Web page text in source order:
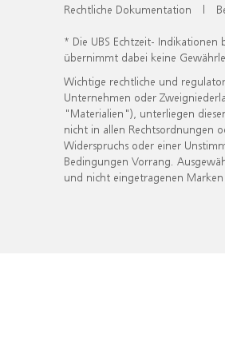
Rechtliche Dokumentation |
* Die UBS Echtzeit-
übernimmt dabei keine
Wichtige rechtliche und
Unternehmen oder
"Materialien"), unterliegen
nicht in allen Rechtsordnungen
Widerspruchs oder einer
Bedingungen Vorrang.
und nicht eingetragenen